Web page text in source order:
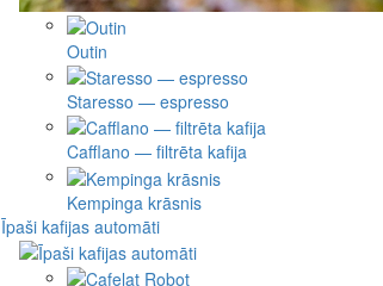
Outin
Staresso — espresso
Cafflano — filtrēta kafija
Kempinga krāsnis
Īpaši kafijas automāti